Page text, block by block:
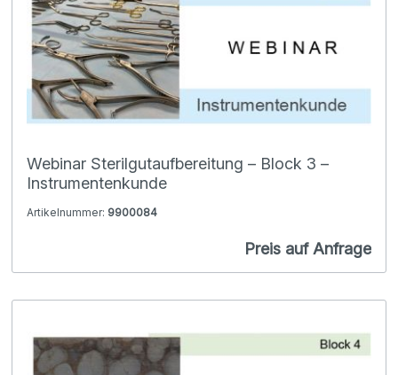
Webinar Sterilgutaufbereitung – Block 3 –
Instrumentenkunde
Artikelnummer: 9900084
Preis auf Anfrage